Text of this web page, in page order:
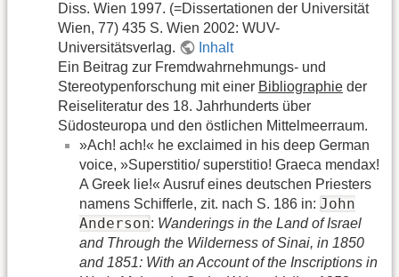
Diss. Wien 1997. (=Dissertationen der Universität
Wien, 77) 435 S. Wien 2002: WUV-
Universitätsverlag.
Inhalt
Ein Beitrag zur Fremdwahrnehmungs- und
Stereotypenforschung mit einer Bibliographie der
Reiseliteratur des 18. Jahrhunderts über
Südosteuropa und den östlichen Mittelmeerraum.
»Ach! ach!« he exclaimed in his deep German
voice, »Superstitio/ superstitio! Graeca mendax!
A Greek lie!« Ausruf eines deutschen Priesters
namens Schifferle, zit. nach S. 186 in: John
Anderson: Wanderings in the Land of Israel
and Through the Wilderness of Sinai, in 1850
and 1851: With an Account of the Inscriptions in